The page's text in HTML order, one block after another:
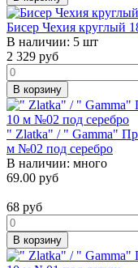
Бисер Чехия круглый
В наличии: 5 шт
2 329 руб
В корзину
" Zlatka" / " Gamma"
м №02 под серебро
В наличии: много
69.00 руб
68 руб
В корзину